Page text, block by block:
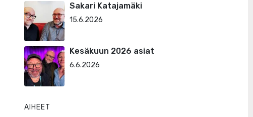
Sakari Katajamäki
15.6.2026
Kesäkuun 2026 asiat
6.6.2026
AIHEET